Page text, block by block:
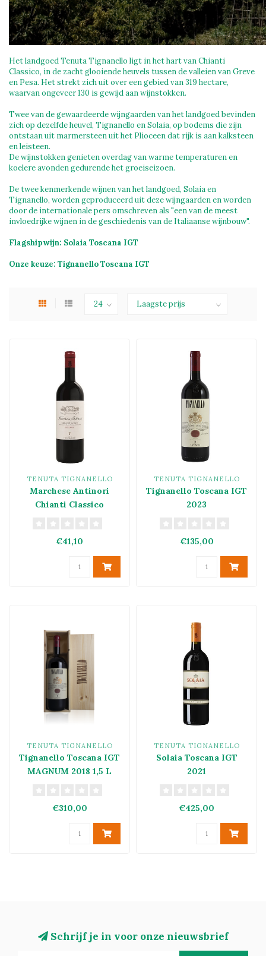
Het landgoed Tenuta Tignanello ligt in het hart van Chianti
Classico, in de zacht glooiende heuvels tussen de valleien van Greve
en Pesa. Het strekt zich uit over een gebied van 319 hectare,
waarvan ongeveer 130 is gewijd aan wijnstokken.
Twee van de gewaardeerde wijngaarden van het landgoed bevinden
zich op dezelfde heuvel, Tignanello en Solaia, op bodems die zijn
ontstaan uit marmersteen uit het Plioceen dat rijk is aan kalksteen
en leisteen.
De wijnstokken genieten overdag van warme temperaturen en
koelere avonden gedurende het groeiseizoen.
De twee kenmerkende wijnen van het landgoed, Solaia en
Tignanello, worden geproduceerd uit deze wijngaarden en worden
door de internationale pers omschreven als "een van de meest
invloedrijke wijnen in de geschiedenis van de Italiaanse wijnbouw".
Flagshipwijn: Solaia Toscana IGT
Onze keuze: Tignanello Toscana IGT
TENUTA TIGNANELLO
Marchese Antinori
Chianti Classico
€41,10
TENUTA TIGNANELLO
Tignanello Toscana IGT
2023
€135,00
TENUTA TIGNANELLO
Tignanello Toscana IGT
MAGNUM 2018 1,5 L
€310,00
TENUTA TIGNANELLO
Solaia Toscana IGT
2021
€425,00
Schrijf je in voor onze nieuwsbrief